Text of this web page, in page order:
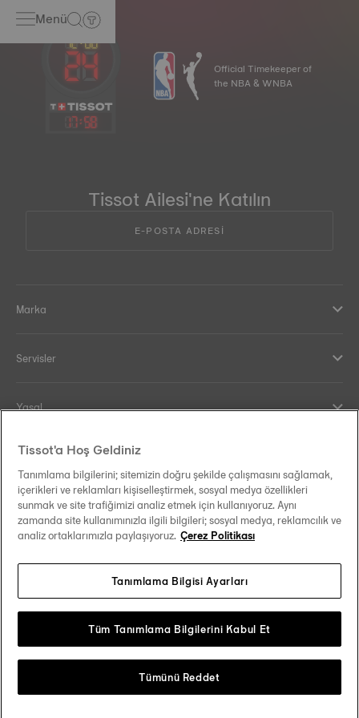
Menü
17:58
Official Timekeeper of
the NBA & WNBA
Tissot Ailesi'ne Katılın
E-POSTA ADRESİ
Marka
Servisler
Yasal
Yardım ve İletişim
Our commitments
Follow us on social media
Change country Tissot Copyrights 2026
Tissot'a Hoş Geldiniz
Tanımlama bilgilerini; sitemizin doğru şekilde çalışmasını sağlamak,
içerikleri ve reklamları kişiselleştirmek, sosyal medya özellikleri
sunmak ve site trafiğimizi analiz etmek için kullanıyoruz. Aynı
zamanda site kullanımınızla ilgili bilgileri; sosyal medya, reklamcılık ve
analiz ortaklarımızla paylaşıyoruz. Çerez Politikası
Tanımlama Bilgisi Ayarları
Tümünü Reddet
Tüm Tanımlama Bilgilerini Kabul Et